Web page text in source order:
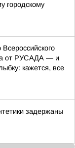
городскому
от РУСАДА — и
кажется, все
задержаны